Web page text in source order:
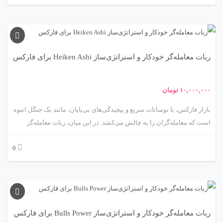
موقعیت‌های باز، در این بازار پرهیجان به موفقیت برسید. این ربات با
باز و تعادل پرتفوی طراحی شده، رویکردی منحصربه‌فرد به معاملات خودکار
ارائه می‌دهد. در این مقاله، ما شما را به سفری علمی و کاربردی می‌بریم تا
با ویژگی‌ها، مکانیزم‌ها، مزایا، چالش‌ها و کاربردهای این ربات آشنا شوید.
ربات معامله‌گر خودکار و استراتژی‌ساز Heiken Ashi برای فارکس
۱۰,۰۰۰,۰۰۰ تومان
بازار فارکس، با نوسانات سریع و پیچیدگی‌های بی‌پایان، مانند یک جنگل انبوه
است که معامله‌گران را به چالش می‌کشد. در این میان، ربات معامله‌گر
متااکسپرت، مانند یک راهنمای دقیق عمل می‌کند که با صاف کردن نوسانات
قیمتی، مسیر روشنی برای شناسایی روندها و اجرای معاملات ارائه می‌دهد.
معامله‌گران کمک می‌کند تا روندهای بازار را با وضوح بیشتری ببینند. این
ربات با ترکیب این اندیکاتور با الگوریتم‌های پیشرفته، معاملات را به‌صورت
خودکار و با دقت بالا اجرا می‌کند. در این مقاله، ما شما را به سفری علمی و
0
ربات معامله‌گر خودکار و استراتژی‌ساز Bulls Power برای فارکس